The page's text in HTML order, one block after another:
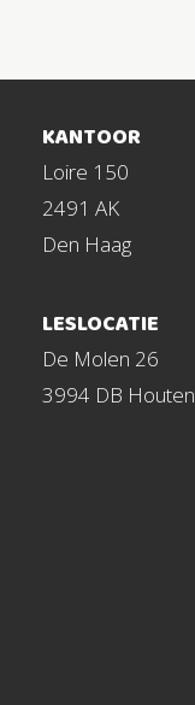
KANTOOR
Loire 150
2491 AK
Den Haag
LESLOCATIE
De Molen 26
3994 DB Houten